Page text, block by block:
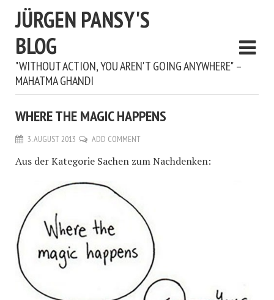
JÜRGEN PANSY'S
BLOG
"WITHOUT ACTION, YOU AREN'T GOING ANYWHERE" –
MAHATMA GHANDI
WHERE THE MAGIC HAPPENS
3. AUGUST 2013 ADD COMMENT
Aus der Kategorie Sachen zum Nachdenken: